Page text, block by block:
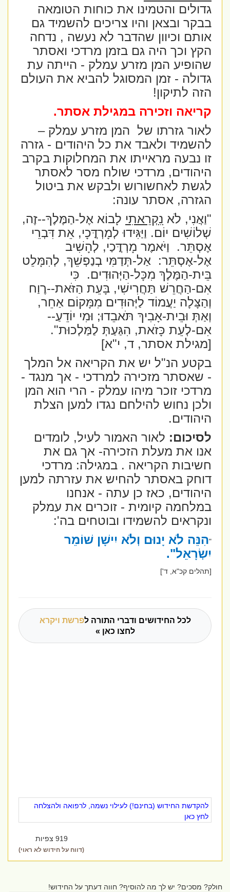
גדולים והטמינו את כוחות הטומאה
בבקר ובצאן והיו צריכים להשמיד גם
אותם וכיוון שהדבר לא נעשה , נדחה
הקץ וכך היה גם בזמן מרדכי ואסתר
שהופיע המן מזרע עמלק - הייתה עת
גדולה - זמן המסוגל להביא את העולם
הזה לתיקון!
קריאה וזכירה במגילת אסתר.
לאור גזרתו של המן מזרע עמלק –
להשמיד ולאבד את כל היהודים - גזרה
זו נבעה מראייתו את המחלוקות בקרב
היהודים, מרדכי שולח מסר לאסתר
לגשת לאחשורוש ולבקש את ביטול
הגזרה, אסתר עונה:
"וַאֲנִי, לֹאנִקְרֵאתִילָבוֹא אֶל-הַמֶּלֶךְ--זֶה,
שְׁלוֹשִׁים יוֹם. וַיַּגִּידוּ לְמָרְדֳּכָי, אֵת דִּבְרֵי
אֶסְתֵּר.
וַיֹּאמֶר מָרְדֳּכַי, לְהָשִׁיב
אֶל-אֶסְתֵּר:
אַל-תְּדַמִּי בְנַפְשֵׁךְ, לְהִמָּלֵט
בֵּית-הַמֶּלֶךְ מִכָּל-הַיְּהוּדִים.
כִּי
אִם-הַחֲרֵשׁ תַּחֲרִישִׁי, בָּעֵת הַזֹּאת--רֶוַח
וְהַצָּלָה יַעֲמוֹד לַיְּהוּדִים מִמָּקוֹם אַחֵר,
וְאַתְּ וּבֵית-אָבִיךְ תֹּאבֵדוּ; וּמִי יוֹדֵעַ--
אִם-לְעֵת כָּזֹאת, הִגַּעַתְּ לַמַּלְכוּת".
[מגילת אסתר, ד, י"א]
בקטע הנ"ל יש את הקריאה אל המלך
- שאסתר מזכירה למרדכי - אך מנגד -
מרדכי זוכר מיהו עמלק - הרי הוא המן
ולכן נחוש להילחם נגדו למען הצלת
היהודים.
לסיכום:לאור האמור לעיל, לומדים
אנו את מעלת הזכירה- אך גם את
חשיבות הקריאה . במגילה: מרדכי
דוחק באסתר להחיש את עזרתה למען
היהודים, כאז כן עתה - אנחנו
במלחמה קיומית - זוכרים את עמלק
ונקראים להשמידו ובוטחים בה':
הִנֵּה לֹא יָנוּם וְלֹא יִישָׁן שׁוֹמֵר
יִשְׂרָאֵל".
[תהלים קכ"א, ד']
לכל החידושים ודברי התורה לפרשת ויקרא
לחצו כאן »
להקדשת החידוש (בחינם!) לעילוי נשמה, לרפואה ולהצלחה
לחץ כאן
919 צפיות
(דווח על חידוש לא ראוי)
חולק? מסכים? יש לך מה להוסיף? חווה דעתך על החידוש!